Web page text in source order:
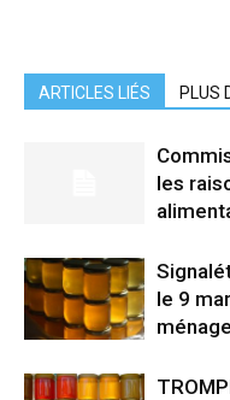
ARTICLES LIÉS PLUS
les
le 9